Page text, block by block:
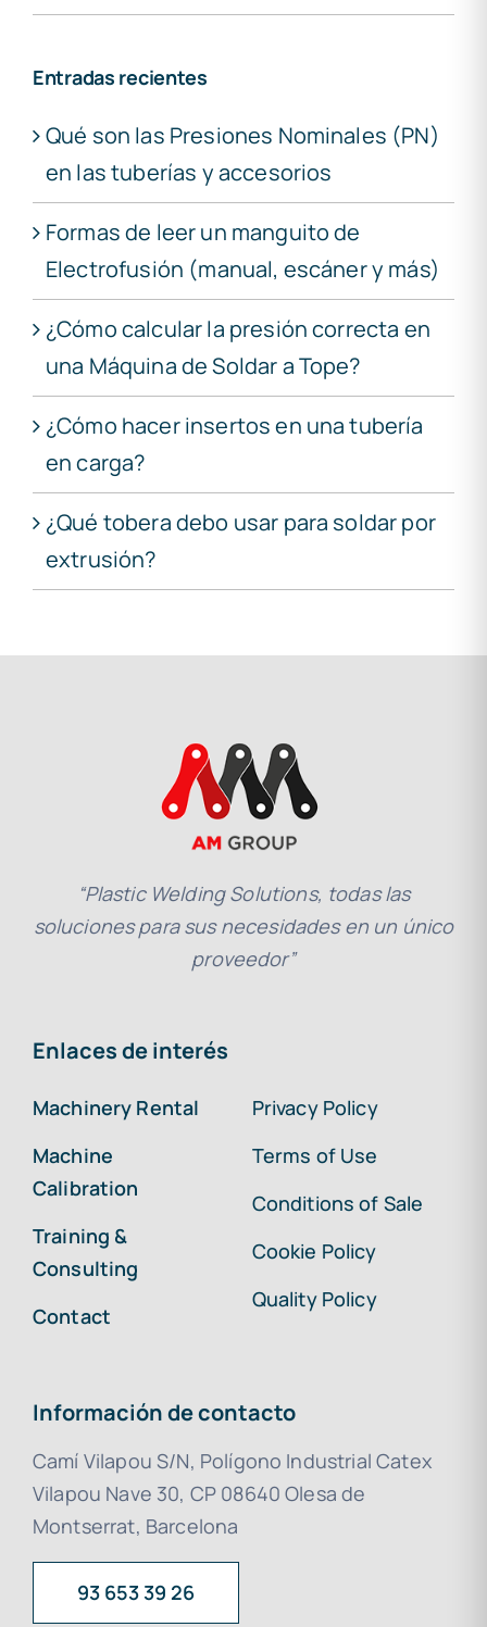
Entradas recientes
Qué son las Presiones Nominales (PN)
en las tuberías y accesorios
Formas de leer un manguito de
Electrofusión (manual, escáner y más)
¿Cómo calcular la presión correcta en
una Máquina de Soldar a Tope?
¿Cómo hacer insertos en una tubería
en carga?
¿Qué tobera debo usar para soldar por
extrusión?
“Plastic Welding Solutions, todas las
soluciones para sus necesidades en un único
proveedor”
Enlaces de interés
Machinery Rental
Machine
Calibration
Training &
Consulting
Contact
Privacy Policy
Terms of Use
Conditions of Sale
Cookie Policy
Quality Policy
Información de contacto
Camí Vilapou S/N, Polígono Industrial Catex
Vilapou Nave 30, CP 08640 Olesa de
Montserrat, Barcelona
93 653 39 26